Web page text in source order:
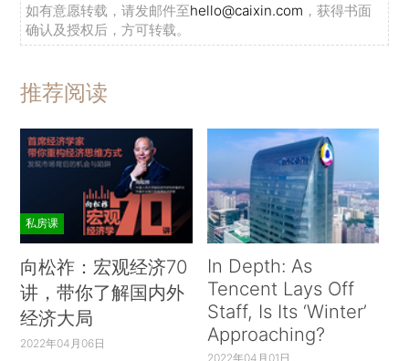
南水北调工程全线贯通后, 沿线调蓄湖泊的水质好
于或稳定达到地表Ⅲ类水质标准，要突破地区和部
会经济条件，制定湖泊流域综合规划方案，统筹流
湖泊核心区的人类活动强度，合理规划渔业养殖区
和养殖规模；根据流域内不同的自然地理环境条
件，对湖泊流域进行生态功能分区，制定不同区域
主要产业的发展政策与布局原则；制定全流域的水
土保持计划，提出基于流域水环境保护的土地利用
结构调整模式。
3.加大湖泊综合治理的投入。建议出台有利于
推进湖泊综合治理的优惠政策、公共财政投入机
如有意愿转载，请发邮件至hello@caixin.com ，获得书面
确认及授权后，方可转载。
推荐阅读
私房课
向松祚：宏观经济70
讲，带你了解国内外
经济大局
2022年04月06日
In Depth: As
Tencent Lays Off
Staff, Is Its ‘Winter’
Approaching?
2022年04月01日